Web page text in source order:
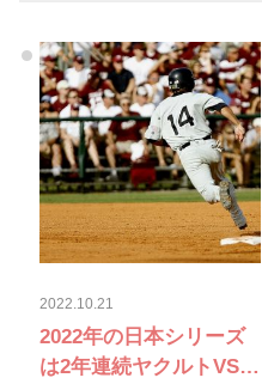
2022.10.21
2022年の日本シリーズ
は2年連続ヤクルトVSオ